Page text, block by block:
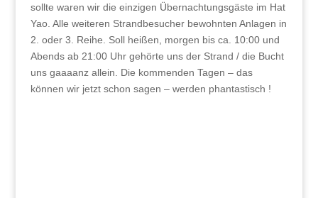
sollte waren wir die einzigen Übernachtungsgäste im Hat
Yao. Alle weiteren Strandbesucher bewohnten Anlagen in
2. oder 3. Reihe. Soll heißen, morgen bis ca. 10:00 und
Abends ab 21:00 Uhr gehörte uns der Strand / die Bucht
uns gaaaanz allein. Die kommenden Tagen – das
können wir jetzt schon sagen – werden phantastisch !